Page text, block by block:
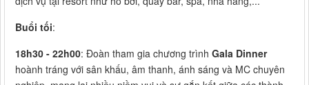
Buổi tối:
18h30 - 22h00: Đoàn tham gia chương trình Gala Dinner
hoành tráng với sân khấu, âm thanh, ánh sáng và MC chuyên